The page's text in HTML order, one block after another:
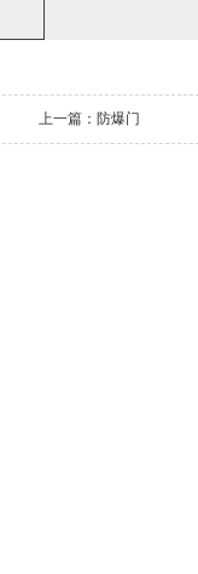
上一篇： 防爆门